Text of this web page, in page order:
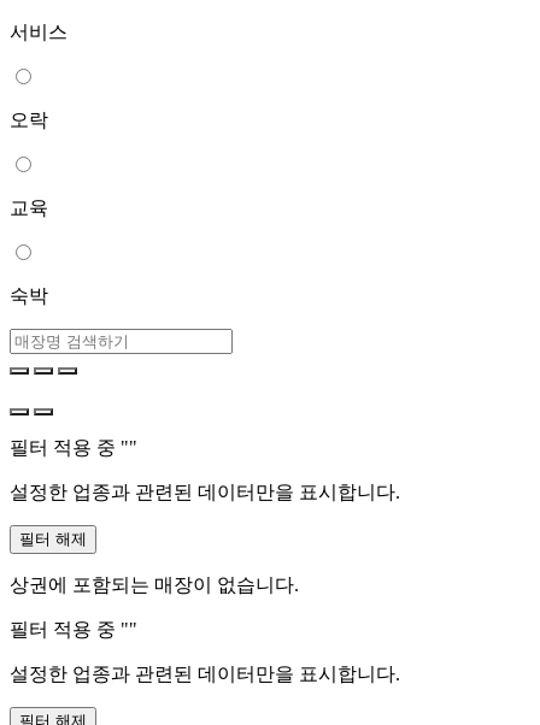
서비스
오락
교육
숙박
필터 적용 중 ""
설정한 업종과 관련된 데이터만을 표시합니다.
필터 해제
상권에 포함되는 매장이 없습니다.
필터 적용 중 ""
설정한 업종과 관련된 데이터만을 표시합니다.
필터 해제